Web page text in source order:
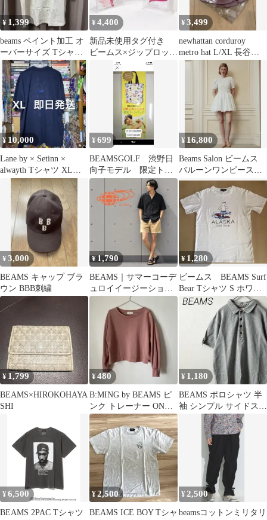
¥ 1,399
beams ペイント加工 オ
ーバーサイズ Tシャ
ツ サイズL
¥4,400
新品未使用タグ付き
ビームス×ジップロック
®デザインバッグL
¥3,499
newhattan corduroy
metro hat L/XL 長谷川
昭雄
¥ 10,000
Lane by × Setinn ×
alwayth Tシャツ XLサ
イズ
¥699
BEAMSGOLF 渋野日
向子モデル 限定トー
トバッグ（1～4個）
¥ 16,800
Beams Salon ビームス
バルーンワンピース
draw drawers
¥3,000
BEAMS キャップ ブラ
ウン BBB刺繍
¥1,790
BEAMS｜サマーコーデ
ュロイイージーショー
ツMビームスオーシャ
ンパシフィック
¥ 1,280
ビームス BEAMS Surf
Bear Tシャツ S ホワイ
ト メンズ S
¥ 1,799
BEAMS×HIROKOHAYA
SHI
¥480
B:MING by BEAMS ピ
ンク トレーナー ONE
SIZE
¥ 1,180
BEAMS ポロシャツ 半
袖 シンプル サイドスリ
ット シンプル 大きめ
¥6,500
BEAMS 2PAC Tシャツ
¥2,500
BEAMS ICE BOY Tシャ
¥ 2,500
beamsコットンミリタリ